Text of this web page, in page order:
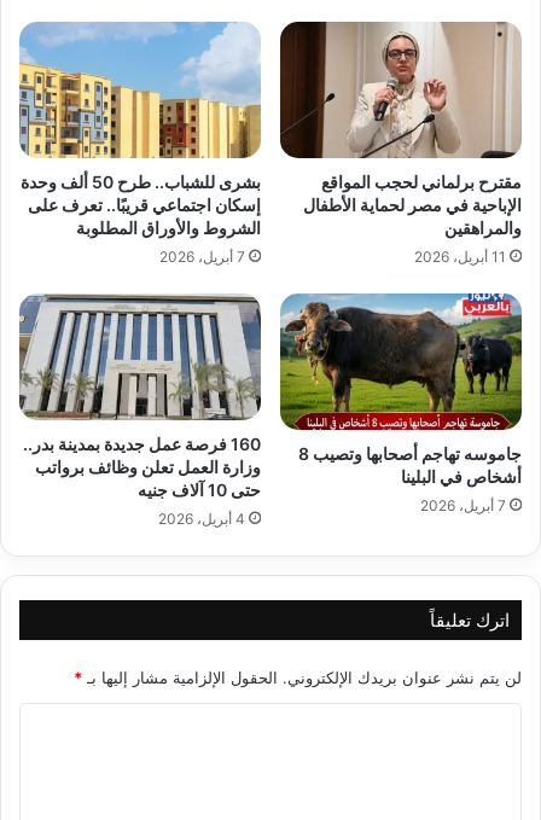
مقترح برلماني لحجب المواقع
الإباحية في مصر لحماية الأطفال
والمراهقين
11 أبريل، 2026
بشرى للشباب.. طرح 50 ألف وحدة
إسكان اجتماعي قريبًا.. تعرف على
الشروط والأوراق المطلوبة
7 أبريل، 2026
جاموسه تهاجم أصحابها وتصيب 8
أشخاص في البلينا
7 أبريل، 2026
160 فرصة عمل جديدة بمدينة بدر..
وزارة العمل تعلن وظائف برواتب
حتى 10 آلاف جنيه
4 أبريل، 2026
اترك تعليقاً
لن يتم نشر عنوان بريدك الإلكتروني. الحقول الإلزامية مشار إليها بـ*